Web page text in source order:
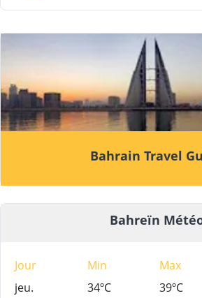
Bahrain Travel
Bahreïn
Jour Min
Max
jeu.
34ºC
39ºC